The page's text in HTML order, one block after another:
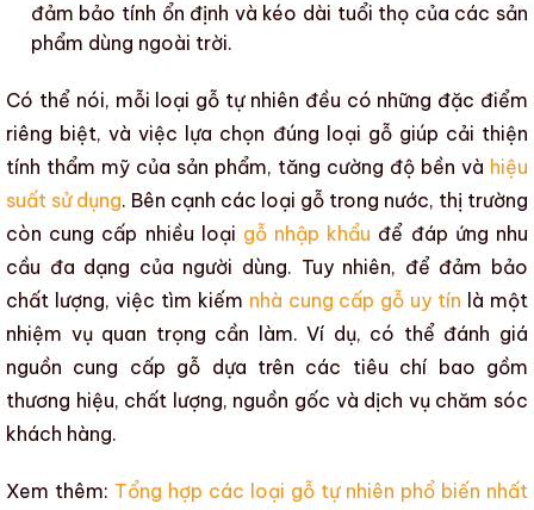
đảm bảo tính ổn định và kéo dài tuổi thọ của các sản
phẩm dùng ngoài trời.
Có thể nói, mỗi loại gỗ tự nhiên đều có những đặc điểm
riêng biệt, và việc lựa chọn đúng loại gỗ giúp cải thiện
tính thẩm mỹ của sản phẩm, tăng cường độ bền và hiệu
suất sử dụng. Bên cạnh các loại gỗ trong nước, thị trường
còn cung cấp nhiều loại gỗ nhập khẩu để đáp ứng nhu
cầu đa dạng của người dùng. Tuy nhiên, để đảm bảo
chất lượng, việc tìm kiếm nhà cung cấp gỗ uy tín là một
nhiệm vụ quan trọng cần làm. Ví dụ, có thể đánh giá
nguồn cung cấp gỗ dựa trên các tiêu chí bao gồm
thương hiệu, chất lượng, nguồn gốc và dịch vụ chăm sóc
khách hàng.
Xem thêm: Tổng hợp các loại gỗ tự nhiên phổ biến nhất